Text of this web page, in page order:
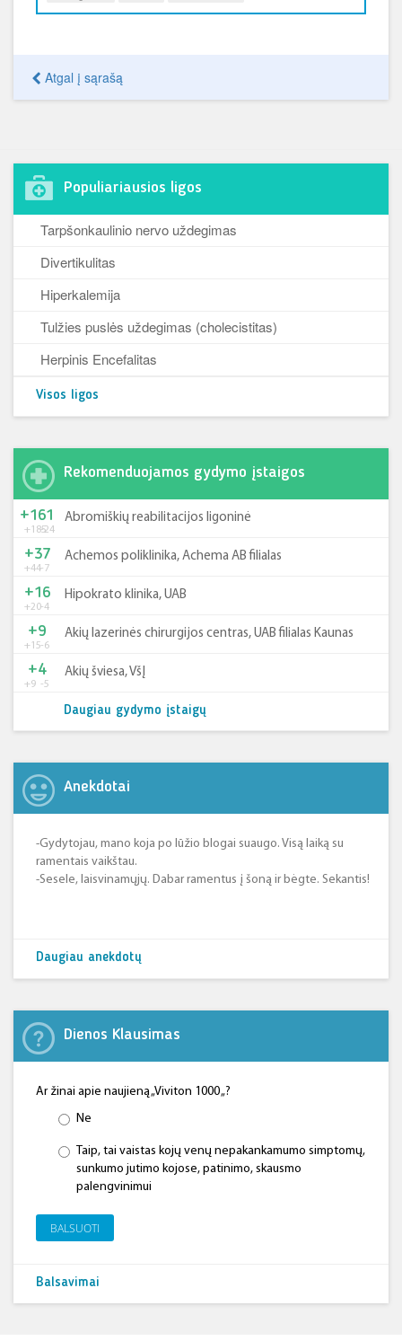
Atgal į sąrašą
Populiariausios ligos
Tarpšonkaulinio nervo uždegimas
Divertikulitas
Hiperkalemija
Tulžies puslės uždegimas (cholecistitas)
Herpinis Encefalitas
Visos ligos
Rekomenduojamos gydymo įstaigos
+185-24
+161 Abromiškių reabilitacijos ligoninė
+44-7
+37 Achemos poliklinika, Achema AB filialas
+20-4
+16 Hipokrato klinika, UAB
+15-6
+9 Akių lazerinės chirurgijos centras, UAB filialas Kaunas
+9 -5
+4 Akių šviesa, VšĮ
Daugiau gydymo įstaigų
Anekdotai
-Gydytojau, mano koja po lūžio blogai suaugo. Visą laiką su
ramentais vaikštau.
-Sesele, laisvinamųjų. Dabar ramentus į šoną ir bėgte. Sekantis!
Daugiau anekdotų
Dienos Klausimas
Ar žinai apie naujieną „Viviton 1000 „?
Ne
Taip, tai vaistas kojų venų nepakankamumo simptomų,
sunkumo jutimo kojose, patinimo, skausmo
palengvinimui
BALSUOTI
Balsavimai